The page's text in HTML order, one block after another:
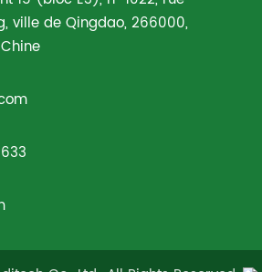
ville de Qingdao, 266000,